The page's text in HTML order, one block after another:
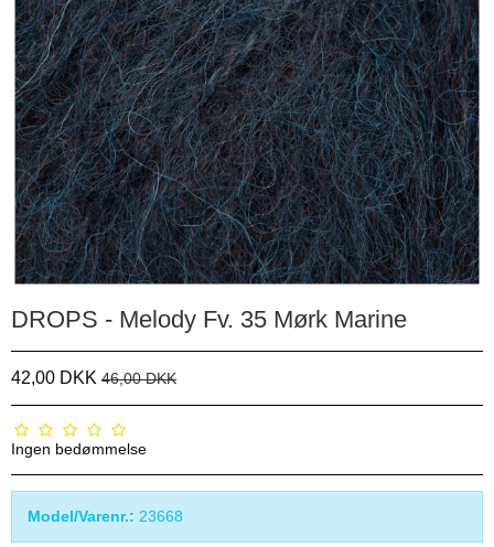
DROPS - Melody Fv. 35 Mørk Marine
42,00 DKK 46,00 DKK
Ingen bedømmelse
Model/Varenr.: 23668